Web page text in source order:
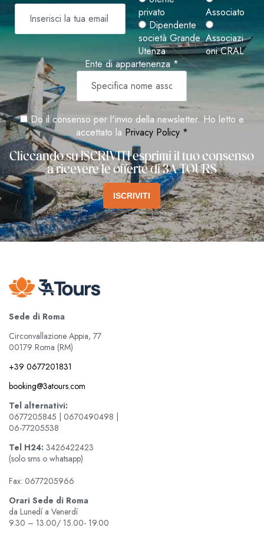
privato
Associato
Dipendente
società Grande
Utenza
Associazi
oni CRAL
Ente di appartenenza *
Do il consenso per l'invio della newsletter. Ho letto e
accettato la Privacy Policy *
Cliccando su ISCRIVITI esprimi il tuo consenso
a ricevere le offerte di 3A TOURS
ISCRIVITI
Sede di Roma
Circonvallazione Appia, 77
00179 Roma (RM)
+39 0677201831
booking@3atours.com
Tel alternativi:
0677205845 | 0670490498 |
06-77205538
Tel H24: 3426422423
(solo sms o whatsapp)
Fax: 0677205966
Orari Sede di Roma
da Lunedí a Venerdí
9.30 – 13.00/ 15.00- 19.00